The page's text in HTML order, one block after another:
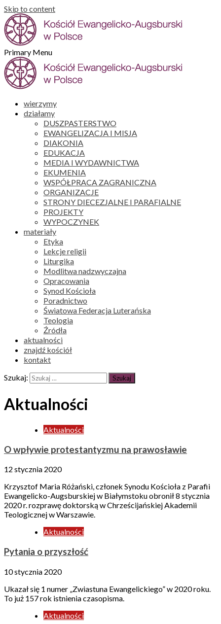
Skip to content
Primary Menu
wierzymy
działamy
DUSZPASTERSTWO
EWANGELIZACJA I MISJA
DIAKONIA
EDUKACJA
MEDIA I WYDAWNICTWA
EKUMENIA
WSPÓŁPRACA ZAGRANICZNA
ORGANIZACJE
STRONY DIECEZJALNE I PARAFIALNE
PROJEKTY
WYPOCZYNEK
materiały
Etyka
Lekcje religii
Liturgika
Modlitwa nadzwyczajna
Opracowania
Synod Kościoła
Poradnictwo
Światowa Federacja Luterańska
Teologia
Źródła
aktualności
znajdź kościół
kontakt
Szukaj:
Aktualności
Aktualności
O wpływie protestantyzmu na prawosławie
12 stycznia 2020
Krzysztof Maria Różański, członek Synodu Kościoła z Parafii
Ewangelicko-Augsburskiej w Białymstoku obronił 8 stycznia
2020 r. rozprawę doktorską w Chrześcijańskiej Akademii
Teologicznej w Warszawie.
Aktualności
Pytania o przyszłość
10 stycznia 2020
Ukazał się 1 numer „Zwiastuna Ewangelickiego” w 2020 roku.
To już 157 rok istnienia czasopisma.
Aktualności